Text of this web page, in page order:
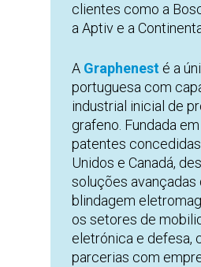
clientes como a
a Aptiv e a
A Graphenest é a
portuguesa com
industrial inicial de
grafeno. Fundada
patentes
Unidos e Canadá,
soluções avançadas
blindagem
os setores de
eletrónica e defesa,
parcerias com